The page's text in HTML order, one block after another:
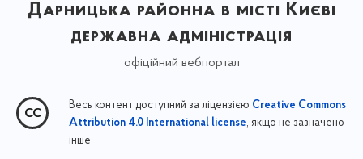
Дарницька районна в місті Києві
державна адміністрація
офіційний вебпортал
Весь контент доступний за ліцензією Creative Commons
Attribution 4.0 International license, якщо не зазначено
інше